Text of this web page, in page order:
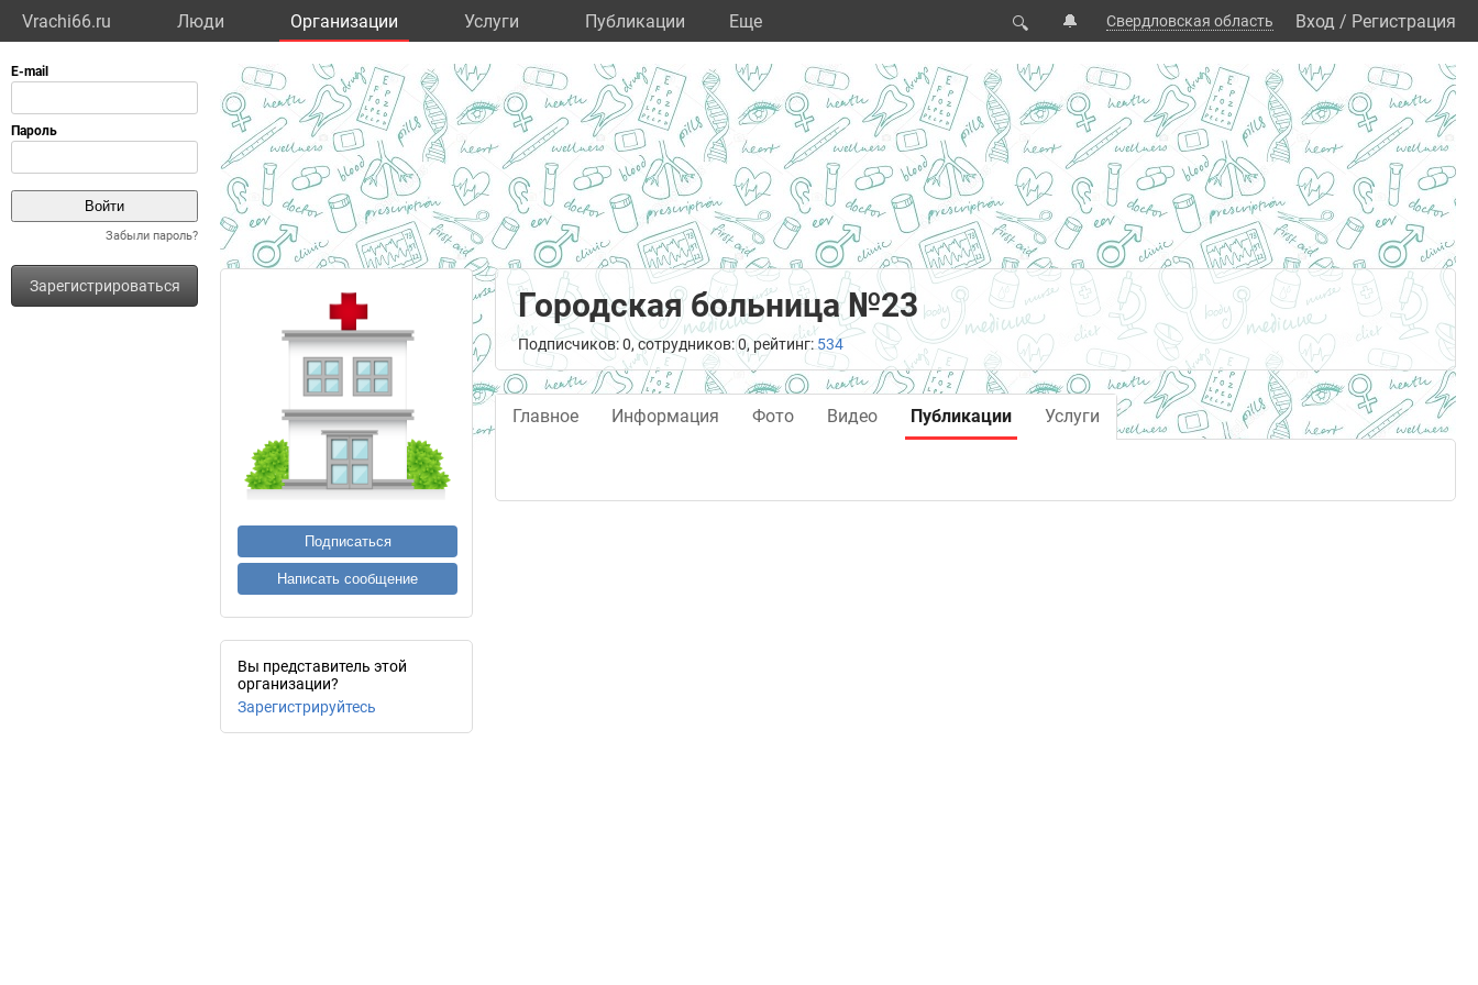
Vrachi66.ru Люди Организации Услуги Публикации Eще 🔍 🔔 Свердловская область Вход / Регистрация
Забыли пароль?
Зарегистрироваться
Подписаться
Написать сообщение
Вы представитель этой
организации?
Зарегистрируйтесь
Городская больница №23
Подписчиков: 0, сотрудников: 0, рейтинг: 534
Главное Информация Фото Видео Публикации Услуги